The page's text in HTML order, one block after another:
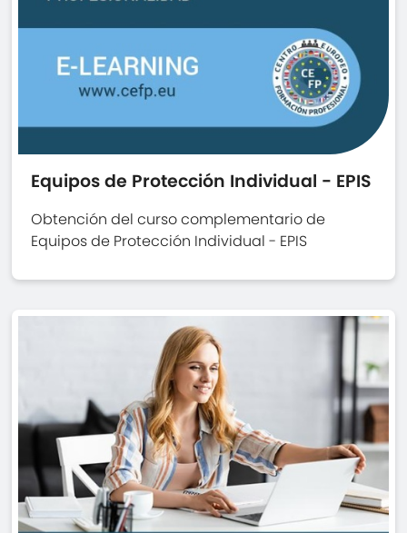
Equipos de Protección Individual - EPIS
Obtención del curso complementario de
Equipos de Protección Individual - EPIS